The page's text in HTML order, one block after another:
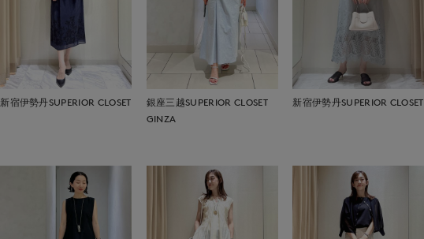
新宿伊勢丹SUPERIOR CLOSET
銀座三越SUPERIOR CLOSET
GINZA
新宿伊勢丹SUPERIOR CLOSET